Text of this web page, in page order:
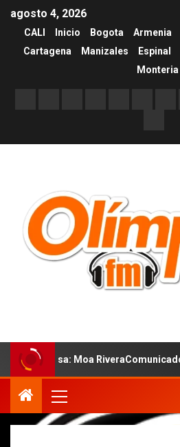
agosto 4, 2026
CALI Inicio Bogota Armenia
Cartagena
Manizales Espinal
Monteria
Moa RiveraComunicado de prensa